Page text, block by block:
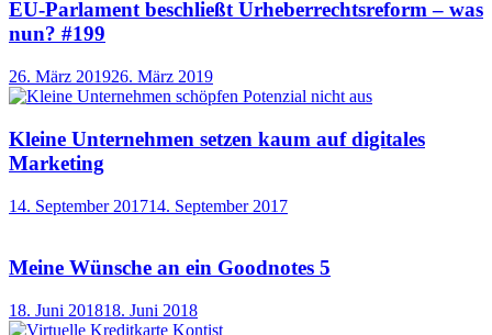
EU-Parlament beschließt Urheberrechtsreform – was
nun? #199
26. März 201926. März 2019
Kleine Unternehmen setzen kaum auf digitales
Marketing
14. September 201714. September 2017
Meine Wünsche an ein Goodnotes 5
18. Juni 201818. Juni 2018